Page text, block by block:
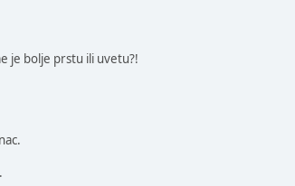
je bolje prstu ili uvetu?!